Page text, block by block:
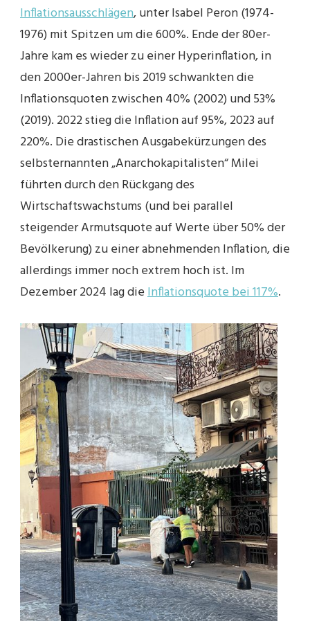
Inflationsausschlägen, unter Isabel Peron (1974-
1976) mit Spitzen um die 600%. Ende der 80er-
Jahre kam es wieder zu einer Hyperinflation, in
den 2000er-Jahren bis 2019 schwankten die
Inflationsquoten zwischen 40% (2002) und 53%
(2019). 2022 stieg die Inflation auf 95%, 2023 auf
220%. Die drastischen Ausgabekürzungen des
selbsternannten „Anarchokapitalisten“ Milei
führten durch den Rückgang des
Wirtschaftswachstums (und bei parallel
steigender Armutsquote auf Werte über 50% der
Bevölkerung) zu einer abnehmenden Inflation, die
allerdings immer noch extrem hoch ist. Im
Dezember 2024 lag dieInflationsquote bei 117%.